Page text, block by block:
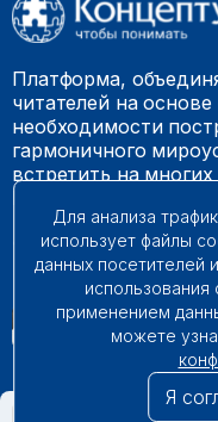
Платформа,
читателей на
необходимости
гармоничного
встретить на
© 2009 – 2026. Все
Для анализа
использует файлы
данных посетителей
использования
применением
можете
Я